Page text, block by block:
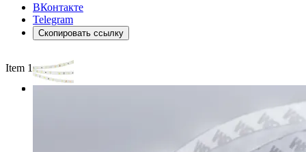
ВКонтакте
Telegram
Скопировать ссылку
Item 1 of 3